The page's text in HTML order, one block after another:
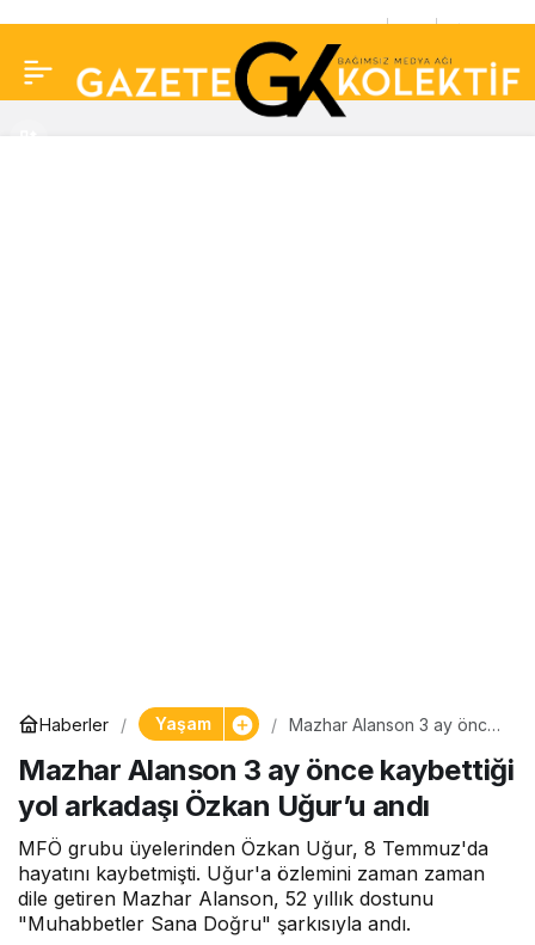
Haberler Yaşam
Mazhar Alanson 3 ay önce
Özkan Uğur’u andı
Mazhar Alanson 3 ay önce kaybettiği
yol arkadaşı Özkan Uğur’u andı
MFÖ grubu üyelerinden Özkan Uğur, 8 Temmuz'da
hayatını kaybetmişti. Uğur'a özlemini zaman zaman
dile getiren Mazhar Alanson, 52 yıllık dostunu
"Muhabbetler Sana Doğru" şarkısıyla andı.
Konuşuruz’un gitaristi